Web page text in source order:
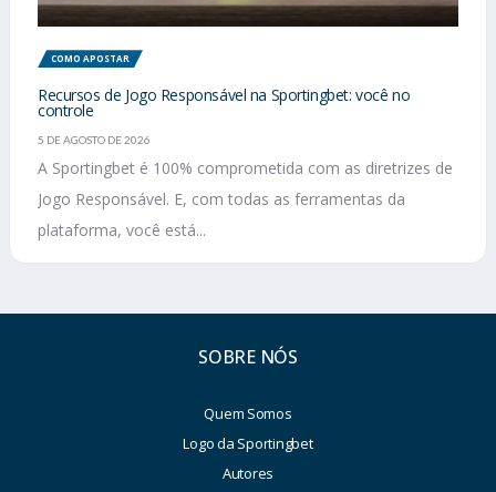
COMO APOSTAR
Recursos de Jogo Responsável na Sportingbet: você no
controle
5 DE AGOSTO DE 2026
A Sportingbet é 100% comprometida com as diretrizes de
Jogo Responsável. E, com todas as ferramentas da
plataforma, você está...
SOBRE NÓS
Quem Somos
Logo da Sportingbet
Autores